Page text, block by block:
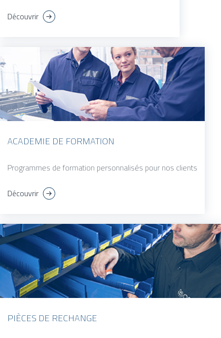
Découvrir
ACADEMIE DE FORMATION
Programmes de formation personnalisés pour nos clients
Découvrir
PIÈCES DE RECHANGE